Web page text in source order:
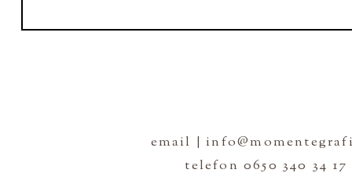
email |
telefon 0650 340 34 17